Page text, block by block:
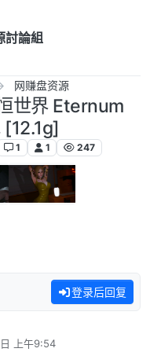
討論組
网赚盘资源
世界 Eternum
1 1 247
登录后回复
上午9:54